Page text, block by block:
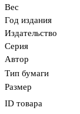
Вес
Год издания
Издательство
Серия
Автор
Тип бумаги
Размер
ID товара